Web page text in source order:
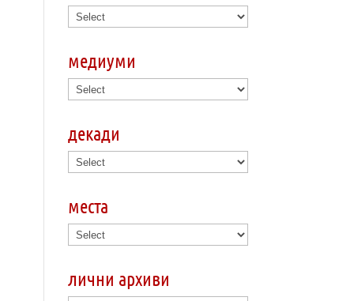
медиуми
декади
места
лични архиви